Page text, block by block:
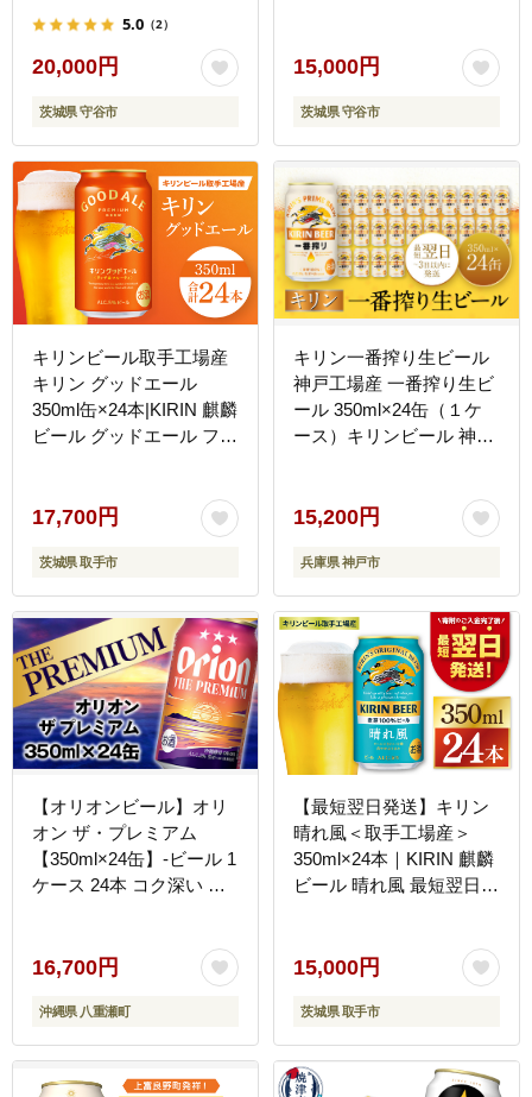
5.0 （2）
20,000円
茨城県 守谷市
15,000円
茨城県 守谷市
キリンビール取手工場産
キリン グッドエール
350ml缶×24本|KIRIN 麒麟
ビール グッドエール フル
17,700円
茨城県 取手市
キリン一番搾り生ビール
神戸工場産 一番搾り生ビ
ール 350ml×24缶（１ケ
ース）キリンビール 神戸
家飲み 宅飲み 晩酌 ケー
ス BBQ バーベキュー イ
ベント
15,200円
兵庫県 神戸市
【オリオンビール】オリ
オン ザ・プレミアム
【350ml×24缶】-ビール 1
ケース 24本 コク深い ス
新しい味わい おすすめ 沖
縄県 八重瀬町【価格改定
YF】
16,700円
沖縄県 八重瀬町
【最短翌日発送】キリン
晴れ風＜取手工場産＞
350ml×24本｜KIRIN 麒麟
ビール 晴れ風 最短翌日
15,000円
茨城県 取手市